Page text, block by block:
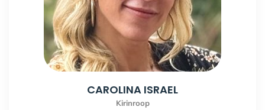
CAROLINA ISRAEL
Kirinroop